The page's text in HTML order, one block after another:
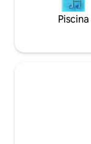
Piscina